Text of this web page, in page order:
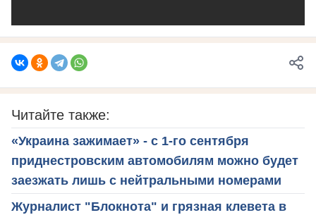
Читайте также:
«Украина зажимает» - с 1-го сентября
приднестровским автомобилям можно будет
заезжать лишь с нейтральными номерами
Журналист "Блокнота" и грязная клевета в